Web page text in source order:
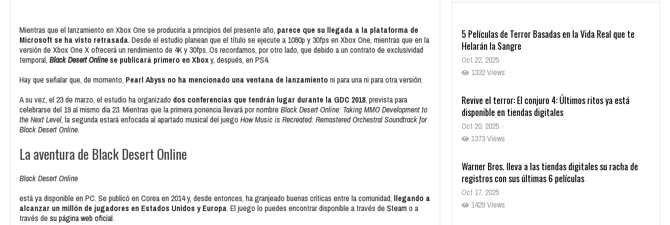
Mientras que el lanzamiento en Xbox One se produciría a principios del presente año, parece que su llegada a la plataforma de
Microsoft se ha visto retrasada. Desde el estudio planean que el título se ejecute a 1080p y 30fps en Xbox One, mientras que en la
versión de Xbox One X ofrecerá un rendimiento de 4K y 30fps. Os recordamos, por otro lado, que debido a un contrato de exclusividad
temporal, Black Desert Onlinese publicará primero en Xboxy, después, en PS4.
Hay que señalar que, de momento, Pearl Abyss no ha mencionado una ventana de lanzamiento ni para una ni para otra versión.
A su vez, el 23 de marzo, el estudio ha organizado dos conferencias que tendrán lugar durante la GDC 2018, prevista para
celebrarse del 19 al mismo día 23. Mientras que la primera ponencia llevará por nombre Black Desert Online: Taking MMO Development to
the Next Level, la segunda estará enfocada al apartado musical del juego How Music is Recreated: Remastered Orchestral Soundtrack for
Black Desert Online.
La aventura de Black Desert Online
Black Desert Online
está ya disponible en PC. Se publicó en Corea en 2014 y, desde entonces, ha granjeado buenas críticas entre la comunidad, llegando a
alcanzar un millón de jugadores en Estados Unidos y Europa. El juego lo puedes encontrar disponible a través de Steamo a
través de su página web oficial.
5 Películas de Terror Basadas en la Vida Real que te
Helarán la Sangre
Oct 22, 2025
1332 Views
Revive el terror: El conjuro 4: Últimos ritos ya está
disponible en tiendas digitales
Oct 20, 2025
1373 Views
Warner Bros. lleva a las tiendas digitales su racha de
registros con sus últimas 6 películas
Oct 17, 2025
1429 Views